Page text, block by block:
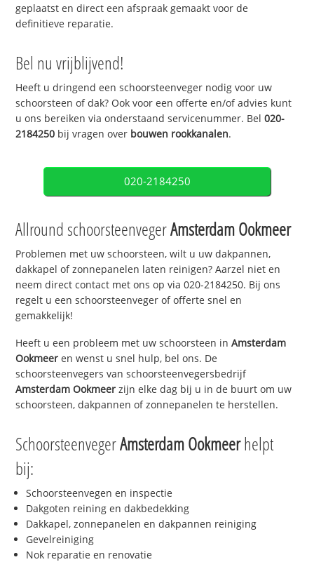
geplaatst en direct een afspraak gemaakt voor de
definitieve reparatie.
Bel nu vrijblijvend!
Heeft u dringend een schoorsteenveger nodig voor uw
schoorsteen of dak? Ook voor een offerte en/of advies kunt
u ons bereiken via onderstaand servicenummer. Bel020-
2184250 bij vragen over bouwen rookkanalen.
020-2184250
Allround schoorsteenvegerAmsterdam Ookmeer
Problemen met uw schoorsteen, wilt u uw dakpannen,
dakkapel of zonnepanelen laten reinigen? Aarzel niet en
neem direct contact met ons op via 020-2184250. Bij ons
regelt u een schoorsteenveger of offerte snel en
gemakkelijk!
Heeft u een probleem met uw schoorsteen inAmsterdam
Ookmeer en wenst u snel hulp, bel ons. De
schoorsteenvegers van schoorsteenvegersbedrijf
Amsterdam Ookmeer zijn elke dag bij u in de buurt om uw
schoorsteen, dakpannen of zonnepanelen te herstellen.
SchoorsteenvegerAmsterdam Ookmeerhelpt
bij:
Schoorsteenvegen en inspectie
Dakgoten reining en dakbedekking
Dakkapel, zonnepanelen en dakpannen reiniging
Gevelreiniging
Nok reparatie en renovatie